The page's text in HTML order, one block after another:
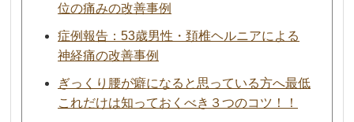
位の痛みの改善事例
症例報告：53歳男性・頚椎ヘルニアによる
神経痛の改善事例
ぎっくり腰が癖になると思っている方へ最低
これだけは知っておくべき３つのコツ！！